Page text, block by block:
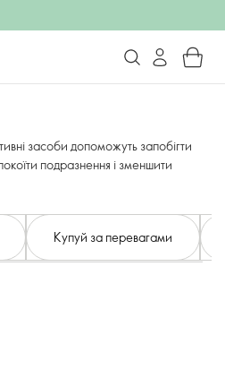
засоби допоможуть запобігти
подразнення і зменшити
Купуй за перевагами